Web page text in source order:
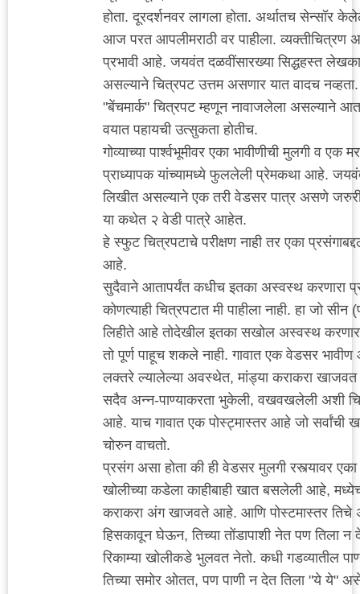
होता. दूरदर्शनवर लागला होता. अर्थातच सेन्सॉर
आज परत आपलीमराठी वर पाहीला. व्यक्तीचित्रण
प्रभावी आहे. जयवंत दळवींसारख्या सिद्धहस्त
असल्याने चित्रपट उत्तम असणार यात वादच
"बेंचमार्क" चित्रपट म्हणून नावाजलेला असल्याने
वयात पहायची उत्सुकता होतीच.
गोव्याच्या पार्श्वभूमीवर एका भावीणीची मुलगी व एक
प्राध्यापक यांच्यामध्ये फुललेली प्रेमकथा आहे.
लिखीत असल्याने एक तरी वेडसर पात्र असणे
या कथेत २ वेडी पात्रे आहेत.
हे स्फुट चित्रपटाचे परीक्षण नाही तर एका
आहे.
सुदैवाने आतापर्यंत कधीच इतका अस्वस्थ करणारा
कोणत्याही चित्रपटात मी पाहीला नाही. हा जो सीन
लिहीते आहे तोदेखील इतका सखोल अस्वस्थ करणारा
तो पूर्ण पाहूच शकले नाही. गावात एक वेडसर
लक्तरे ल्यालेल्या अवस्थेत, मांड्या कराकरा खाजवत
सदैव अन्न-पाण्याकरता भुकेली, वखवखलेली अशी
आहे. याच गावात एक पोस्ट्मास्तर आहे जो सर्वांची
चोरुन वाचतो.
प्रसंग असा होता की ही वेडसर मुलगी रस्त्यावर एका
खोलीच्या कडेला काहीबाही खात बसलेली आहे,
कराकरा अंग खाजवते आहे. आणि पोस्टमास्तर तिचे
हिसकावून घेऊन, तिच्या तोंडापाशी नेत पण तिला न
रिकाम्या खोलीकडे भुलवत नेतो. कधी गडव्यातील
तिच्या समोर ओतत, पण पाणी न देत तिला "ये ये"